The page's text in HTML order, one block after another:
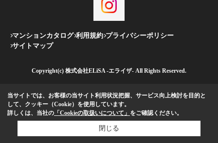
マンションカタログ 利用規約 プライバシーポリシー
サイトマップ
Copyright(c) 株式会社ELiSA -エライザ- All Rights Reserved.
当サイトでは、お客様の当サイト利用状況把握、サービス向上検討を目的と
して、クッキー（Cookie）を使用しています。
詳しくは、当社の 「Cookieの取扱いについて」 をご確認ください。
閉じる